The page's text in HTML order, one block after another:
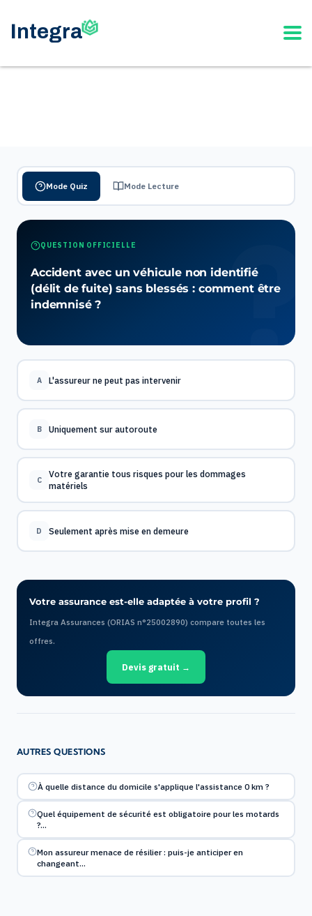
Mode Quiz Mode Lecture
QUESTION OFFICIELLE
Accident avec un véhicule non identifié
(délit de fuite) sans blessés : comment être
indemnisé ?
A L'assureur ne peut pas intervenir
B Uniquement sur autoroute
C
Votre garantie tous risques pour les dommages
matériels
D Seulement après mise en demeure
Votre assurance est-elle adaptée à votre profil ?
Integra Assurances (ORIAS n°25002890) compare toutes les
offres.
Devis gratuit →
AUTRES QUESTIONS
À quelle distance du domicile s'applique l'assistance 0 km ?
Quel équipement de sécurité est obligatoire pour les motards
?…
Mon assureur menace de résilier : puis-je anticiper en
changeant…